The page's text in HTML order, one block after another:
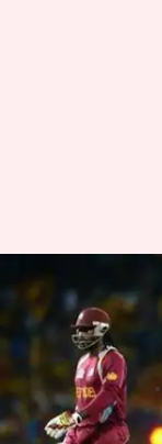
विश्व कप
और पिच
लेखन Neeraj Pandey